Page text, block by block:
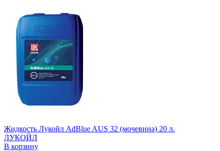
Жидкость Лукойл AdBlue AUS 32 (мочевина) 20 л.
ЛУКОЙЛ
В корзину